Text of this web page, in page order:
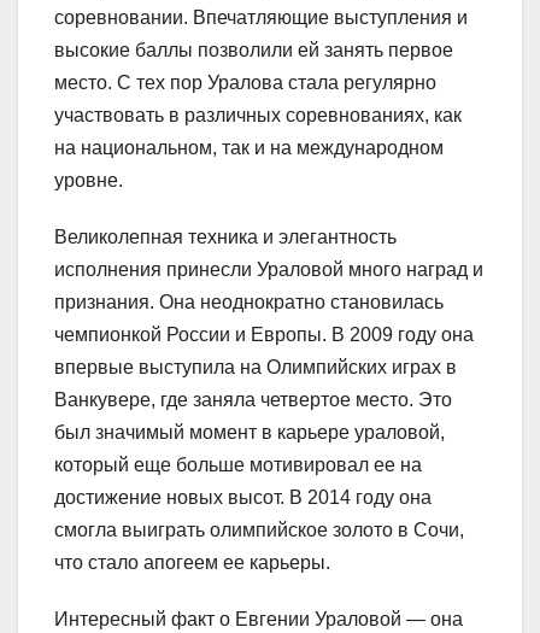
соревновании. Впечатляющие выступления и
высокие баллы позволили ей занять первое
место. С тех пор Уралова стала регулярно
участвовать в различных соревнованиях, как
на национальном, так и на международном
уровне.
Великолепная техника и элегантность
исполнения принесли Ураловой много наград и
признания. Она неоднократно становилась
чемпионкой России и Европы. В 2009 году она
впервые выступила на Олимпийских играх в
Ванкувере, где заняла четвертое место. Это
был значимый момент в карьере ураловой,
который еще больше мотивировал ее на
достижение новых высот. В 2014 году она
смогла выиграть олимпийское золото в Сочи,
что стало апогеем ее карьеры.
Интересный факт о Евгении Ураловой — она